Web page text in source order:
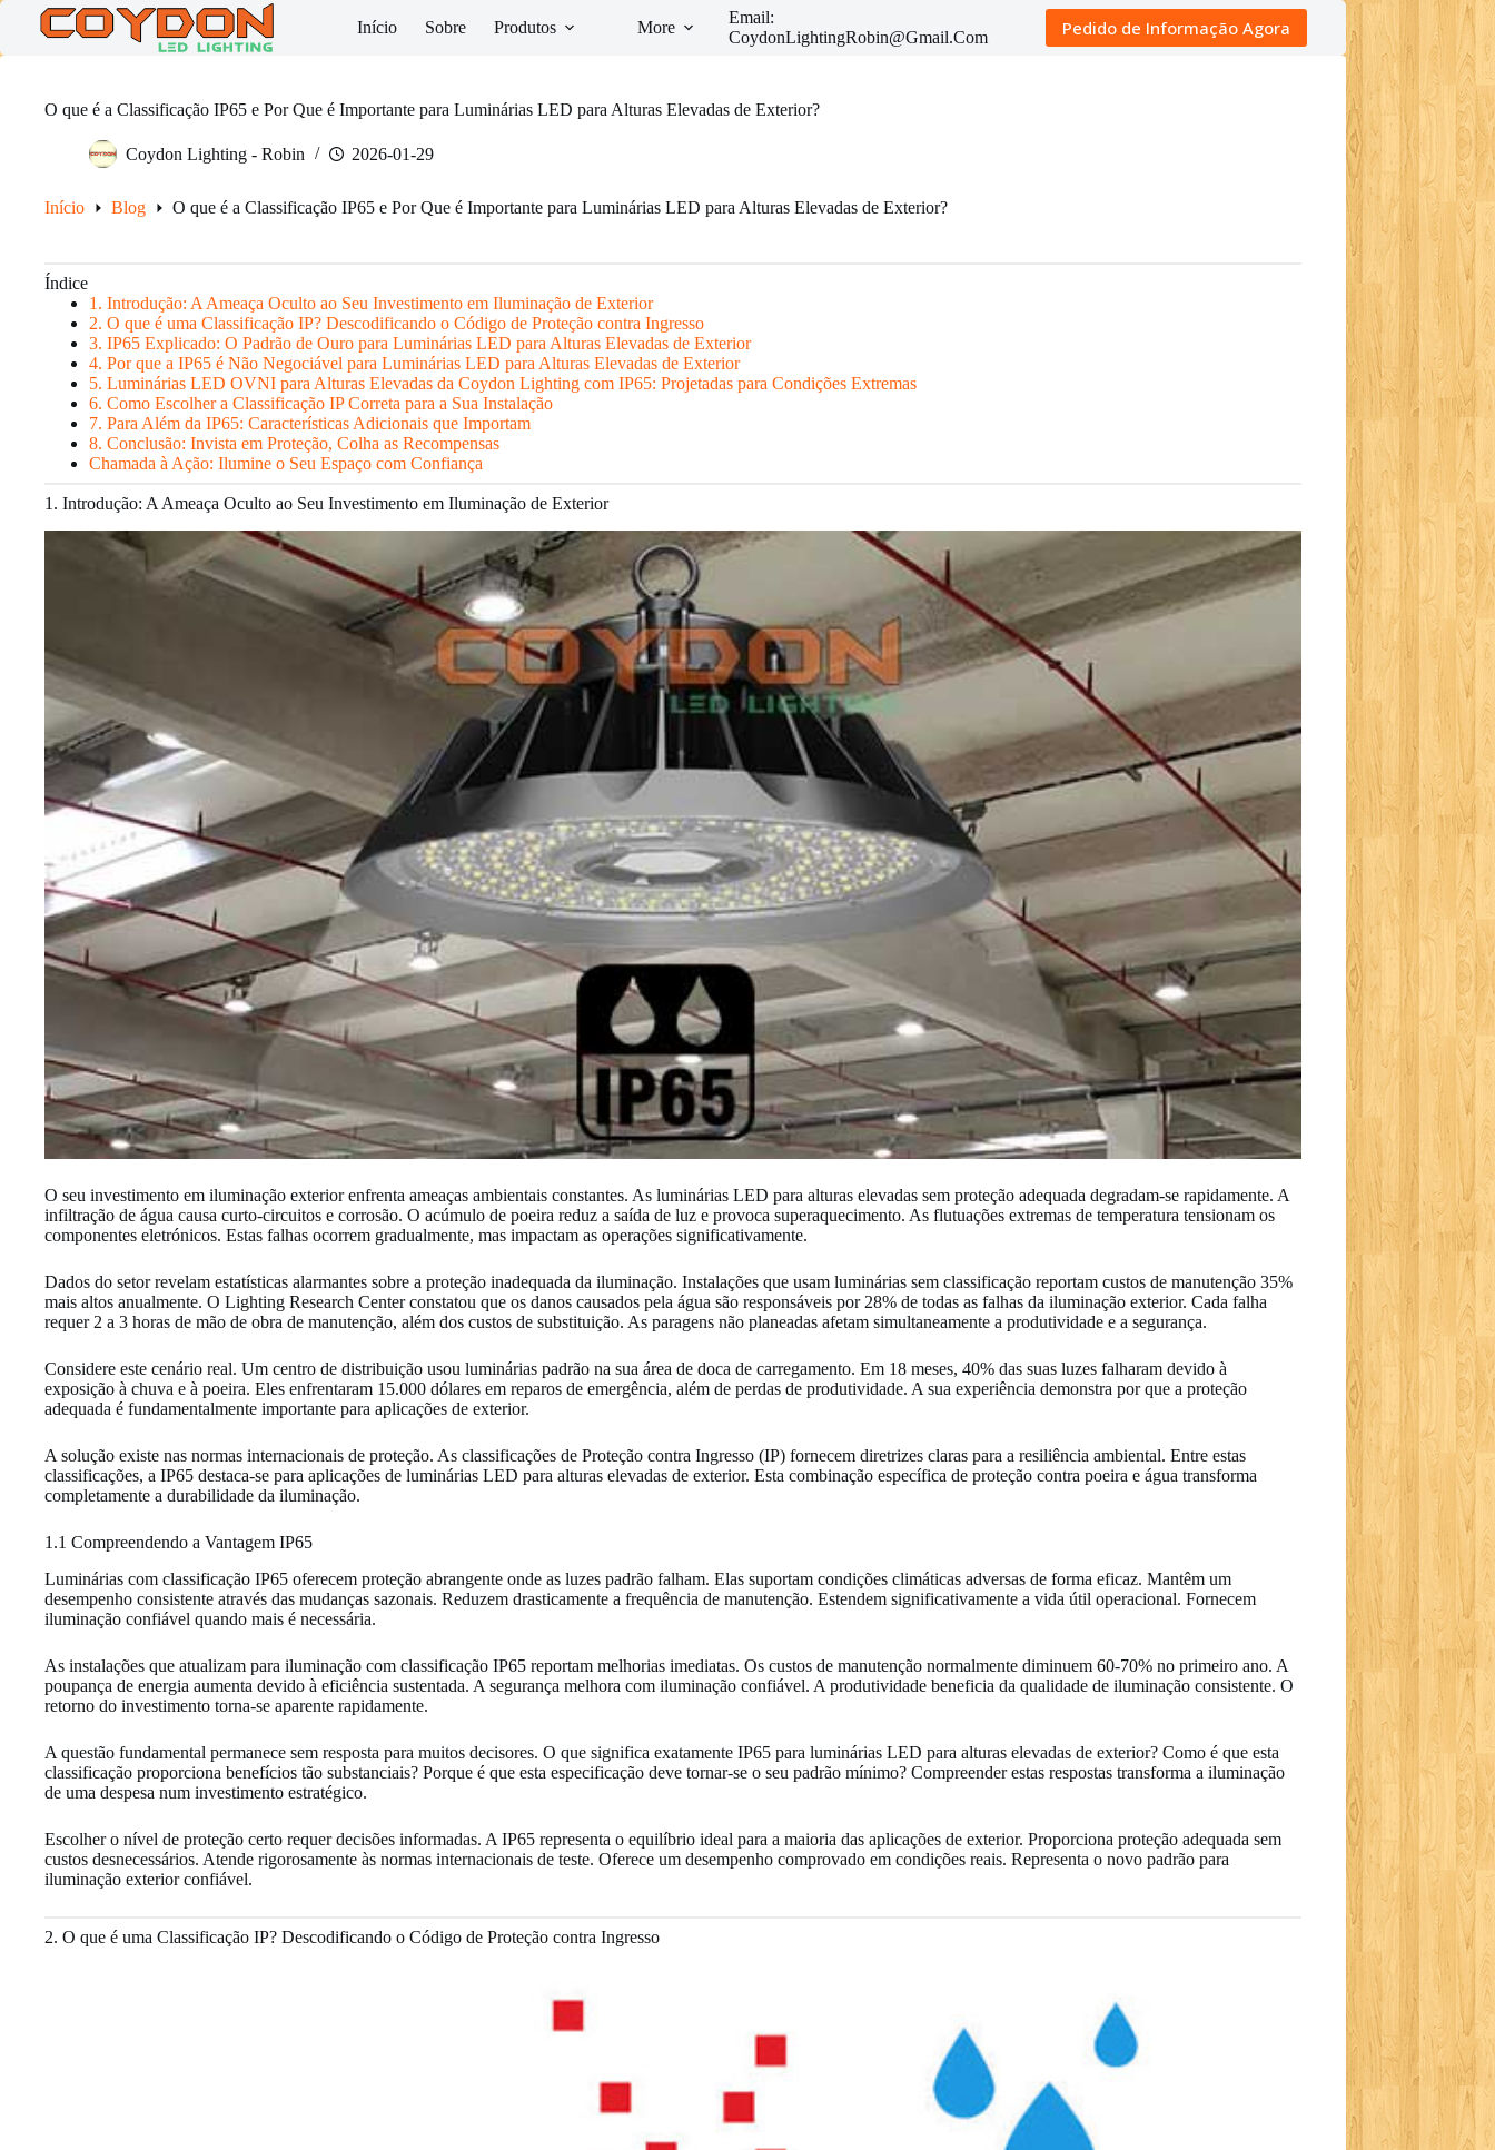
Skip
content
Início Sobre Produtos More
Email:
CoydonLightingRobin@Gmail.Com
Pedido de Informação Agora
O que é a Classificação IP65 e Por Que é Importante para Luminárias LED para Alturas Elevadas de Exterior?
Coydon Lighting - Robin 2026-01-29
Início Blog O que é a Classificação IP65 e Por Que é Importante para Luminárias LED para Alturas Elevadas de Exterior?
Índice
1. Introdução: A Ameaça Oculto ao Seu Investimento em Iluminação de Exterior
2. O que é uma Classificação IP? Descodificando o Código de Proteção contra Ingresso
3. IP65 Explicado: O Padrão de Ouro para Luminárias LED para Alturas Elevadas de Exterior
4. Por que a IP65 é Não Negociável para Luminárias LED para Alturas Elevadas de Exterior
5. Luminárias LED OVNI para Alturas Elevadas da Coydon Lighting com IP65: Projetadas para Condições Extremas
6. Como Escolher a Classificação IP Correta para a Sua Instalação
7. Para Além da IP65: Características Adicionais que Importam
8. Conclusão: Invista em Proteção, Colha as Recompensas
Chamada à Ação: Ilumine o Seu Espaço com Confiança
1. Introdução: A Ameaça Oculto ao Seu Investimento em Iluminação de Exterior
O seu investimento em iluminação exterior enfrenta ameaças ambientais constantes. As luminárias LED para alturas elevadas sem proteção adequada degradam-se rapidamente. A
infiltração de água causa curto-circuitos e corrosão. O acúmulo de poeira reduz a saída de luz e provoca superaquecimento. As flutuações extremas de temperatura tensionam os
componentes eletrónicos. Estas falhas ocorrem gradualmente, mas impactam as operações significativamente.
Dados do setor revelam estatísticas alarmantes sobre a proteção inadequada da iluminação. Instalações que usam luminárias sem classificação reportam custos de manutenção 35%
mais altos anualmente. O Lighting Research Center constatou que os danos causados pela água são responsáveis por 28% de todas as falhas da iluminação exterior. Cada falha
requer 2 a 3 horas de mão de obra de manutenção, além dos custos de substituição. As paragens não planeadas afetam simultaneamente a produtividade e a segurança.
Considere este cenário real. Um centro de distribuição usou luminárias padrão na sua área de doca de carregamento. Em 18 meses, 40% das suas luzes falharam devido à
exposição à chuva e à poeira. Eles enfrentaram 15.000 dólares em reparos de emergência, além de perdas de produtividade. A sua experiência demonstra por que a proteção
adequada é fundamentalmente importante para aplicações de exterior.
A solução existe nas normas internacionais de proteção. As classificações de Proteção contra Ingresso (IP) fornecem diretrizes claras para a resiliência ambiental. Entre estas
classificações, a IP65 destaca-se para aplicações de luminárias LED para alturas elevadas de exterior. Esta combinação específica de proteção contra poeira e água transforma
completamente a durabilidade da iluminação.
1.1 Compreendendo a Vantagem IP65
Luminárias com classificação IP65 oferecem proteção abrangente onde as luzes padrão falham. Elas suportam condições climáticas adversas de forma eficaz. Mantêm um
desempenho consistente através das mudanças sazonais. Reduzem drasticamente a frequência de manutenção. Estendem significativamente a vida útil operacional. Fornecem
iluminação confiável quando mais é necessária.
As instalações que atualizam para iluminação com classificação IP65 reportam melhorias imediatas. Os custos de manutenção normalmente diminuem 60-70% no primeiro ano. A
poupança de energia aumenta devido à eficiência sustentada. A segurança melhora com iluminação confiável. A produtividade beneficia da qualidade de iluminação consistente. O
retorno do investimento torna-se aparente rapidamente.
A questão fundamental permanece sem resposta para muitos decisores. O que significa exatamente IP65 para luminárias LED para alturas elevadas de exterior? Como é que esta
classificação proporciona benefícios tão substanciais? Porque é que esta especificação deve tornar-se o seu padrão mínimo? Compreender estas respostas transforma a iluminação
de uma despesa num investimento estratégico.
Escolher o nível de proteção certo requer decisões informadas. A IP65 representa o equilíbrio ideal para a maioria das aplicações de exterior. Proporciona proteção adequada sem
custos desnecessários. Atende rigorosamente às normas internacionais de teste. Oferece um desempenho comprovado em condições reais. Representa o novo padrão para
iluminação exterior confiável.
2. O que é uma Classificação IP? Descodificando o Código de Proteção contra Ingresso